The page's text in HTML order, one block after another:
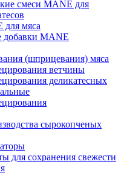
смеси MANE для
мяса
MANE
(шприцевания) мяса
ветчины
деликатесных
сырокопченых
для сохранения свежести